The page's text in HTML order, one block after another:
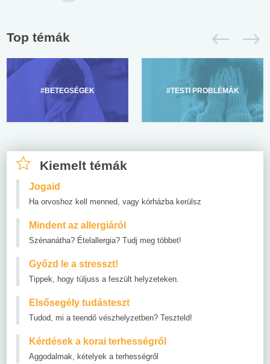
Top témák
#BETEGSÉGEK #TESTI PROBLÉMÁK
Kiemelt témák
Jogaid
Ha orvoshoz kell menned, vagy kórházba kerülsz
Mindent az allergiáról
Szénanátha? Ételallergia? Tudj meg többet!
Győzd le a stresszt!
Tippek, hogy túljuss a feszült helyzeteken.
Elsősegély tudásteszt
Tudod, mi a teendő vészhelyzetben? Teszteld!
Kérdések a korai terhességről
Aggodalmak, kételyek a terhességről